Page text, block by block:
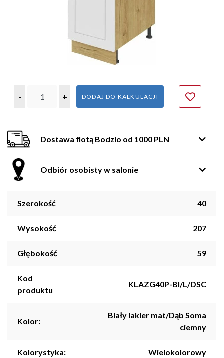
- + DODAJ DO KALKULACJI
Dostawa flotą Bodzio od 1000 PLN
Odbiór osobisty w salonie
Szerokość 40
Wysokość 207
Głębokość 59
Kod
produktu
KLAZG40P-BI/L/DSC
Kolor:
Biały lakier mat/Dąb Soma
ciemny
Kolorystyka: Wielokolorowy